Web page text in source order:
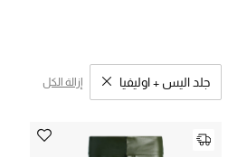
جلد اليس + اوليفيا
مسح نتائج البحث النوع المحدد
إزالة الكل